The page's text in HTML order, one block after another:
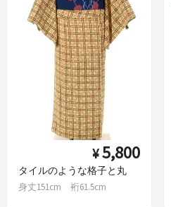
¥5,800
タイルのような格子と丸
身丈151cm 裄61.5cm